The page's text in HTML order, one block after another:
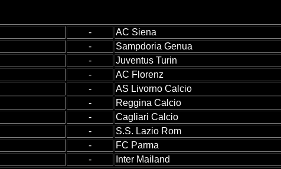
- AC Siena
- Sampdoria Genua
- Juventus Turin
- AC Florenz
- AS Livorno Calcio
- Reggina Calcio
- Cagliari Calcio
- S.S. Lazio Rom
- FC Parma
- Inter Mailand